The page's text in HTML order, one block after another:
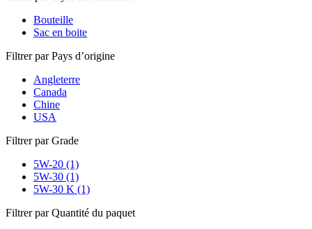
Bouteille
Sac en boite
Filtrer par Pays d’origine
Angleterre
Canada
Chine
USA
Filtrer par Grade
5W-20 (1)
5W-30 (1)
5W-30 K (1)
Filtrer par Quantité du paquet